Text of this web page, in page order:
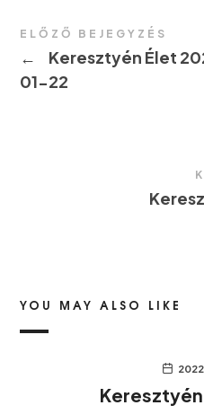
ELŐZŐ BEJEGYZÉS
←
Keresztyén Élet
01-22
YOU MAY ALSO LIKE